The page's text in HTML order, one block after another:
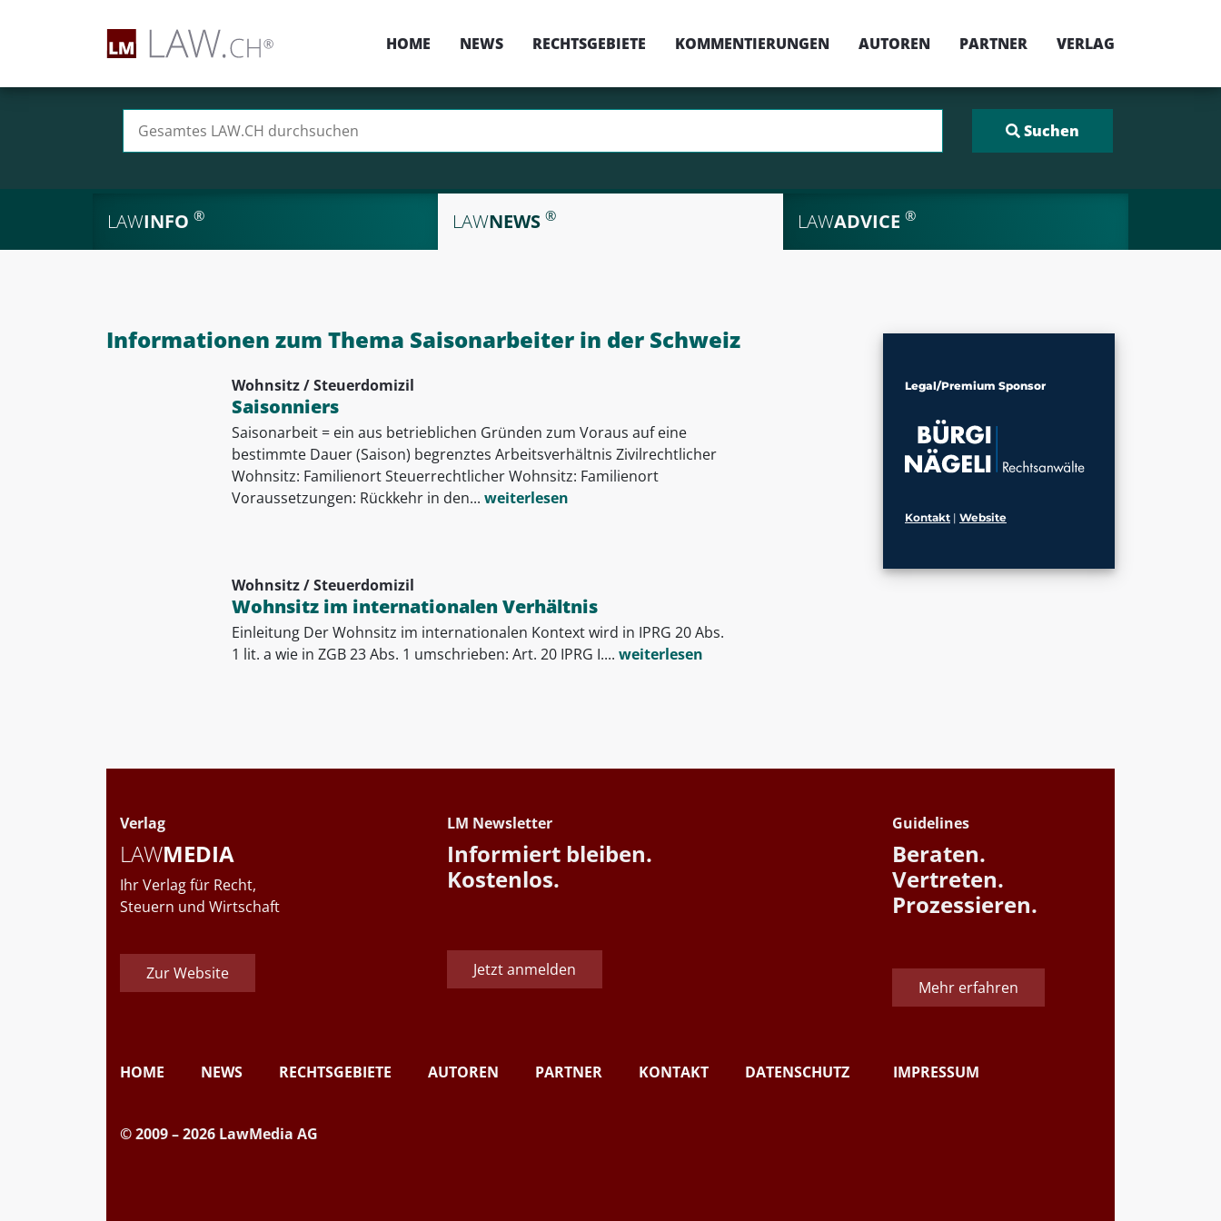
HOME NEWS RECHTSGEBIETE KOMMENTIERUNGEN AUTOREN PARTNER VERLAG
LAWINFO ® LAWNEWS ® LAWADVICE ®
Informationen zum Thema Saisonarbeiter in der Schweiz
Wohnsitz / Steuerdomizil
Saisonniers
Saisonarbeit = ein aus betrieblichen Gründen zum Voraus auf eine
bestimmte Dauer (Saison) begrenztes Arbeitsverhältnis Zivilrechtlicher
Wohnsitz: Familienort Steuerrechtlicher Wohnsitz: Familienort
Voraussetzungen: Rückkehr in den... weiterlesen
Wohnsitz / Steuerdomizil
Wohnsitz im internationalen Verhältnis
Einleitung Der Wohnsitz im internationalen Kontext wird in IPRG 20 Abs.
1 lit. a wie in ZGB 23 Abs. 1 umschrieben: Art. 20 IPRG I.... weiterlesen
Legal/Premium Sponsor
Kontakt | Website
Verlag
LAWMEDIA
Ihr Verlag für Recht,
Steuern und Wirtschaft
Zur Website
LM Newsletter
Informiert bleiben.
Kostenlos.
Jetzt anmelden
Guidelines
Beraten.
Vertreten.
Prozessieren.
Mehr erfahren
HOME NEWS RECHTSGEBIETE AUTOREN PARTNER KONTAKT DATENSCHUTZ IMPRESSUM
© 2009 – 2026 LawMedia AG